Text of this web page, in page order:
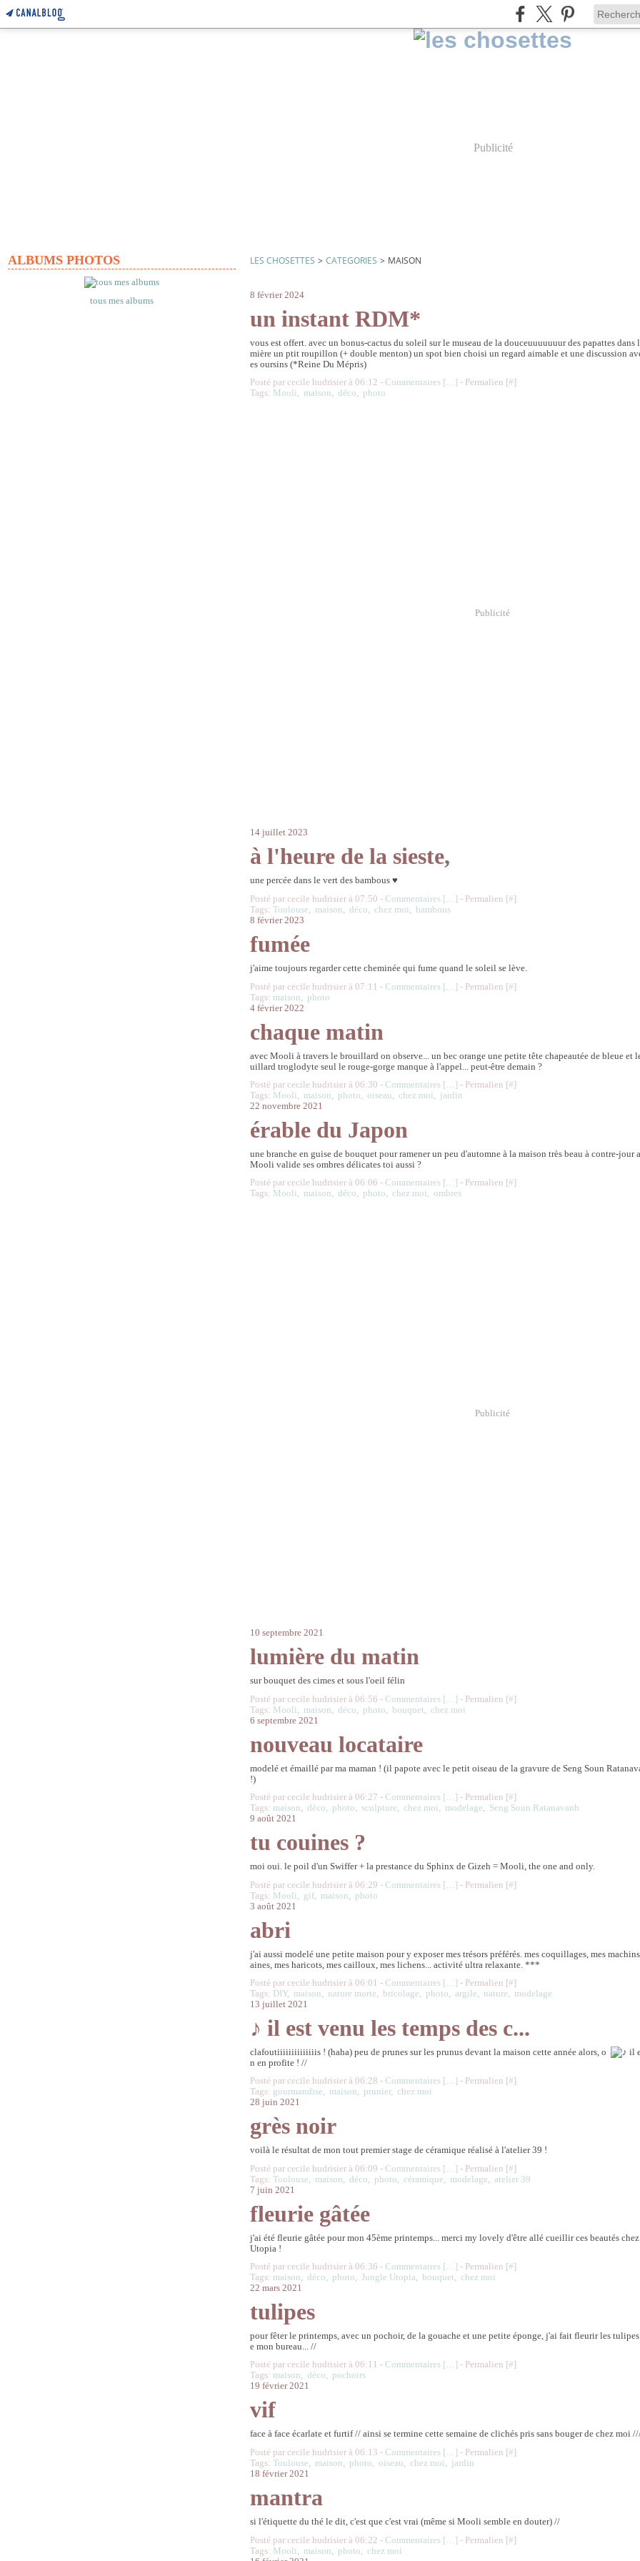
Publicité
ALBUMS PHOTOS
tous mes albums
LES CHOSETTES > CATEGORIES > MAISON
8 février 2024
un instant RDM*
vous est offert. avec un bonus-cactus du soleil sur le museau de la douceuuuuuuur des papattes dans
mière un ptit roupillon (+ double menton) un spot bien choisi un regard aimable et une discussion
es oursins (*Reine Du Mépris)
Posté par cecile hudrisier à 06:12 -Commentaires […] - Permalien [#]
Tags: Mooli, maison,déco, photo
Publicité
14 juillet 2023
à l'heure de la sieste,
une percée dans le vert des bambous ♥
Posté par cecile hudrisier à 07:50 -Commentaires […] - Permalien [#]
Tags:Toulouse, maison,déco,chez moi,bambous
8 février 2023
fumée
j'aime toujours regarder cette cheminée qui fume quand le soleil se lève.
Posté par cecile hudrisier à 07:11 -Commentaires […] - Permalien [#]
Tags: maison, photo
4 février 2022
chaque matin
avec Mooli à travers le brouillard on observe... un bec orange une petite tête chapeautée de bleue et
uillard troglodyte seul le rouge-gorge manque à l'appel... peut-être demain ?
Posté par cecile hudrisier à 06:30 -Commentaires […] - Permalien [#]
Tags: Mooli, maison, photo,oiseau,chez moi, jardin
22 novembre 2021
érable du Japon
une branche en guise de bouquet pour ramener un peu d'automne à la maison très beau à contre-jour
Mooli valide ses ombres délicates toi aussi ?
Posté par cecile hudrisier à 06:06 -Commentaires […] - Permalien [#]
Tags: Mooli, maison,déco, photo,chez moi,ombres
Publicité
10 septembre 2021
lumière du matin
sur bouquet des cimes et sous l'oeil félin
Posté par cecile hudrisier à 06:56 -Commentaires […] - Permalien [#]
Tags: Mooli, maison,déco, photo,bouquet,chez moi
6 septembre 2021
nouveau locataire
modelé et émaillé par ma maman ! (il papote avec le petit oiseau de la gravure de Seng Soun
!)
Posté par cecile hudrisier à 06:27 -Commentaires […] - Permalien [#]
Tags: maison,déco, photo,sculpture,chez moi, modelage, Seng Soun Ratanavanh
9 août 2021
tu couines ?
moi oui. le poil d'un Swiffer + la prestance du Sphinx de Gizeh = Mooli, the one and only.
Posté par cecile hudrisier à 06:29 -Commentaires […] - Permalien [#]
Tags: Mooli, gif, maison, photo
3 août 2021
abri
j'ai aussi modelé une petite maison pour y exposer mes trésors préférés. mes coquillages, mes
aines, mes haricots, mes cailloux, mes lichens... activité ultra relaxante. ***
Posté par cecile hudrisier à 06:01 -Commentaires […] - Permalien [#]
Tags: DIY, maison, nature morte,bricolage, photo,argile, nature, modelage
13 juillet 2021
♪ il est venu les temps des c...
clafoutiiiiiiiiiiiiiis ! (haha) peu de prunes sur les prunus devant la maison cette année alors, o
n en profite ! //
Posté par cecile hudrisier à 06:28 -Commentaires […] - Permalien [#]
Tags: gourmandise, maison, prunier,chez moi
28 juin 2021
grès noir
voilà le résultat de mon tout premier stage de céramique réalisé à l'atelier 39 !
Posté par cecile hudrisier à 06:09 -Commentaires […] - Permalien [#]
Tags:Toulouse, maison,déco, photo,céramique, modelage,atelier 39
7 juin 2021
fleurie gâtée
j'ai été fleurie gâtée pour mon 45ème printemps... merci my lovely d'être allé cueillir ces beautés
Utopia !
Posté par cecile hudrisier à 06:36 -Commentaires […] - Permalien [#]
Tags: maison,déco, photo,Jungle Utopia,bouquet,chez moi
22 mars 2021
tulipes
pour fêter le printemps, avec un pochoir, de la gouache et une petite éponge, j'ai fait fleurir les
e mon bureau... //
Posté par cecile hudrisier à 06:11 -Commentaires […] - Permalien [#]
Tags: maison,déco, pochoirs
19 février 2021
vif
face à face écarlate et furtif // ainsi se termine cette semaine de clichés pris sans bouger de chez moi
Posté par cecile hudrisier à 06:13 -Commentaires […] - Permalien [#]
Tags:Toulouse, maison, photo,oiseau,chez moi, jardin
18 février 2021
mantra
si l'étiquette du thé le dit, c'est que c'est vrai (même si Mooli semble en douter) //
Posté par cecile hudrisier à 06:22 -Commentaires […] - Permalien [#]
Tags: Mooli, maison, photo,chez moi